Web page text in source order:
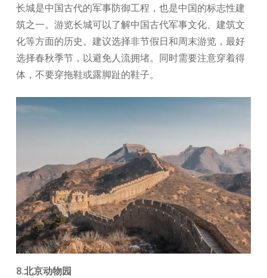
长城是中国古代的军事防御工程，也是中国的标志性建
筑之一。游览长城可以了解中国古代军事文化、建筑文
化等方面的历史。建议选择非节假日和周末游览，最好
选择春秋季节，以避免人流拥堵。同时需要注意穿着得
体，不要穿拖鞋或露脚趾的鞋子。
8.北京动物园